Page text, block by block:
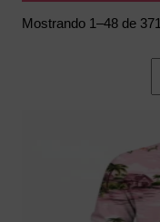
Mostrando 1–48 de